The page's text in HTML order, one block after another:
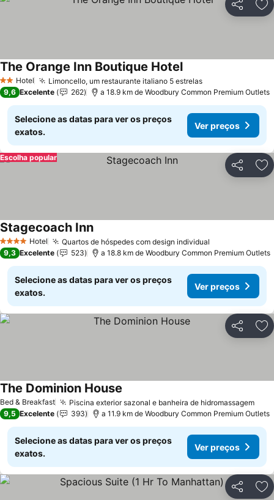
Partilhar
2 Estrelas
Hotel Limoncello, um restaurante italiano 5 estrelas
The Orange Inn Boutique Hotel
9,6 Excelente 262 a 18.9 km de Woodbury Common Premium Outlets
Selecione as datas para ver os preços
exatos.
Ver preços
Partilhar
Escolha popular
4 EstrelasHotel Quartos de hóspedes com design individual
Stagecoach Inn
9,3 Excelente 523 a 18.8 km de Woodbury Common Premium Outlets
Selecione as datas para ver os preços
exatos.
Ver preços
Partilhar
Bed & Breakfast Piscina exterior sazonal e banheira de hidromassagem
The Dominion House
9,5 Excelente 393 a 11.9 km de Woodbury Common Premium Outlets
Selecione as datas para ver os preços
exatos.
Ver preços
Partilhar